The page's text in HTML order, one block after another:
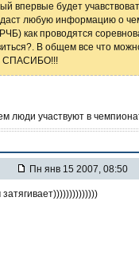
впервые будет
даст любую информацию о
как проводятся
В общем все что
СПАСИБО!!!
люди участвуют в
Пн янв 15 2007, 08:50